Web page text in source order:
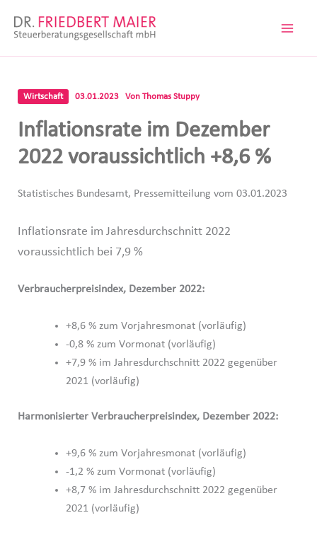
Inhalt
Wirtschaft 03.01.2023 Von Thomas Stuppy
Inflationsrate im Dezember
2022 voraussichtlich +8,6 %
Statistisches Bundesamt, Pressemitteilung vom 03.01.2023
Inflationsrate im Jahresdurchschnitt 2022
voraussichtlich bei 7,9 %
Verbraucherpreisindex, Dezember 2022:
+8,6 % zum Vorjahresmonat (vorläufig)
-0,8 % zum Vormonat (vorläufig)
+7,9 % im Jahresdurchschnitt 2022 gegenüber
2021 (vorläufig)
Harmonisierter Verbraucherpreisindex, Dezember 2022:
+9,6 % zum Vorjahresmonat (vorläufig)
-1,2 % zum Vormonat (vorläufig)
+8,7 % im Jahresdurchschnitt 2022 gegenüber
2021 (vorläufig)